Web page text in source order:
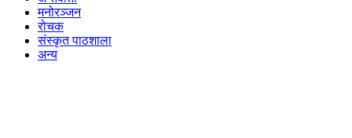
मनोरञ्जन
रोचक
संस्कृत पाठशाला
अन्य